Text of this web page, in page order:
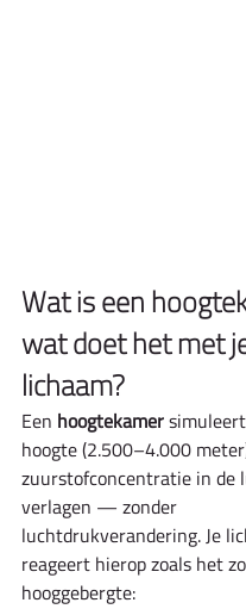
Wat is een
wat doet het met
lichaam?
Een hoogtekamer
hoogte (2.500–4.000
zuurstofconcentratie in de
verlagen — zonder
luchtdrukverandering. Je
reageert hierop zoals het
hooggebergte: